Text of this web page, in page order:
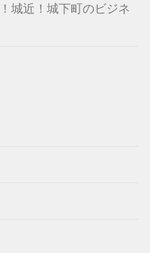
城近！城下町のビジネ